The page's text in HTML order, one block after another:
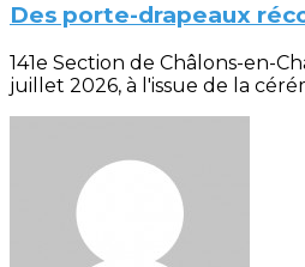
Des porte-drapeaux
141e Section de Châlons-en-
juillet 2026, à l'issue de la